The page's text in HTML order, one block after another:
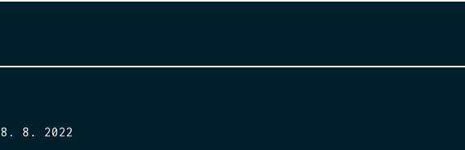
Posted
8. 8. 2022